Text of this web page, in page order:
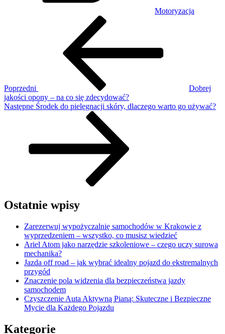
Motoryzacja
Poprzedni
Dobrej
jakości opony – na co się zdecydować?
Następny
Następne Środek do pielęgnacji skóry, dlaczego warto go używać?
Ostatnie wpisy
Zarezerwuj wypożyczalnię samochodów w Krakowie z
wyprzedzeniem – wszystko, co musisz wiedzieć
Ariel Atom jako narzędzie szkoleniowe – czego uczy surowa
mechanika?
Jazda off road – jak wybrać idealny pojazd do ekstremalnych
przygód
Znaczenie pola widzenia dla bezpieczeństwa jazdy
samochodem
Czyszczenie Auta Aktywną Pianą: Skuteczne i Bezpieczne
Mycie dla Każdego Pojazdu
Kategorie